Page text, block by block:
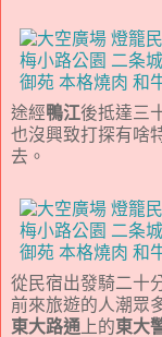
途經鴨江後抵達三
也沒興致打探有啥
去。
從民宿出發騎二十
前來旅遊的人潮眾
東大路通 上的東大